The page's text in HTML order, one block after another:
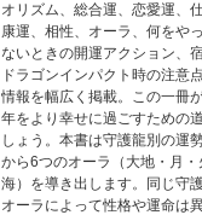
オリズム、総合運、恋愛運、
康運、相性、オーラ、何をや
ないときの開運アクション、
ドラゴンインパクト時の注意
情報を幅広く掲載。この一冊
年をより幸せに過ごすための
しょう。本書は守護龍別の運
から6つのオーラ（大地・月・
海）を導き出します。同じ守
オーラによって性格や運命は